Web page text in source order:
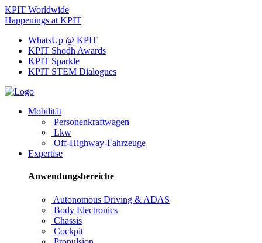
KPIT Worldwide
Happenings at KPIT
WhatsUp @ KPIT
KPIT Shodh Awards
KPIT Sparkle
KPIT STEM Dialogues
Mobilität
Personenkraftwagen
Lkw
Off-Highway-Fahrzeuge
Expertise
Anwendungsbereiche
Autonomous Driving & ADAS
Body Electronics
Chassis
Cockpit